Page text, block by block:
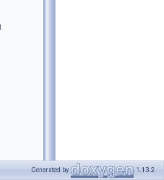
Generated by 1.13.2